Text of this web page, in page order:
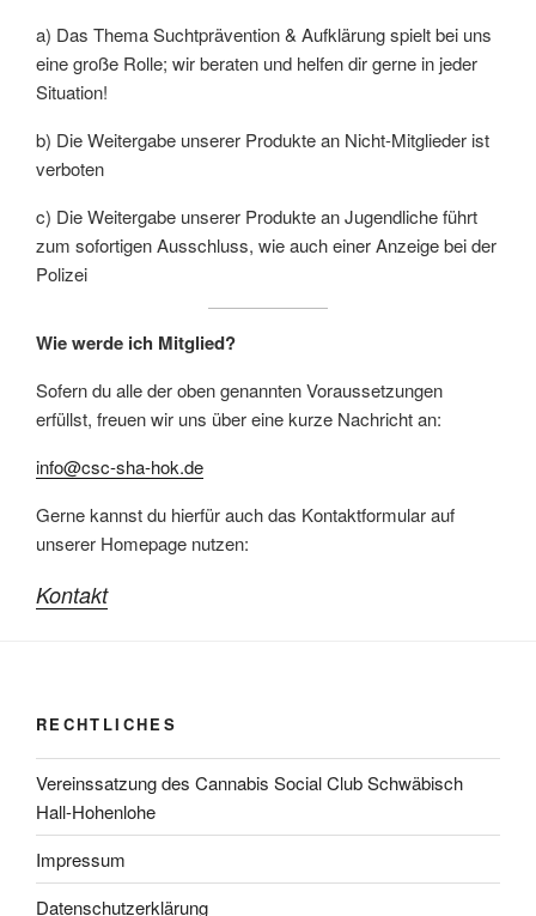
a) Das Thema Suchtprävention & Aufklärung spielt bei uns
eine große Rolle; wir beraten und helfen dir gerne in jeder
Situation!
b) Die Weitergabe unserer Produkte an Nicht-Mitglieder ist
verboten
c) Die Weitergabe unserer Produkte an Jugendliche führt
zum sofortigen Ausschluss, wie auch einer Anzeige bei der
Polizei
Wie werde ich Mitglied?
Sofern du alle der oben genannten Voraussetzungen
erfüllst, freuen wir uns über eine kurze Nachricht an:
info@csc-sha-hok.de
Gerne kannst du hierfür auch das Kontaktformular auf
unserer Homepage nutzen:
Kontakt
RECHTLICHES
Vereinssatzung des Cannabis Social Club Schwäbisch
Hall-Hohenlohe
Impressum
Datenschutzerklärung